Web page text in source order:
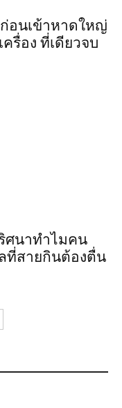
อนเข้าหาดใหญ่
รื่อง ที่เดียวจบ
ศนาทำไมคน
ที่สายกินต้องตื่น